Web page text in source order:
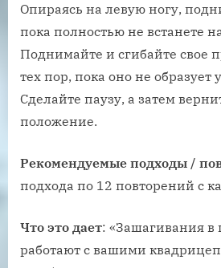
Опираясь на левую ногу,
пока полностью не встанете
Поднимайте и сгибайте свое
тех пор, пока оно не образует
Сделайте паузу, а затем
положение.
Рекомендуемые подходы /
подхода по 12 повторений с
Что это дает: «Зашагивания в
работают с вашими